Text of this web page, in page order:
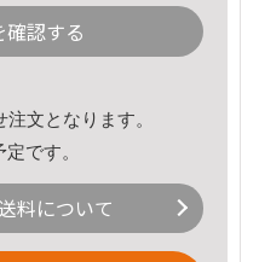
認する
文となります。
です。
料について